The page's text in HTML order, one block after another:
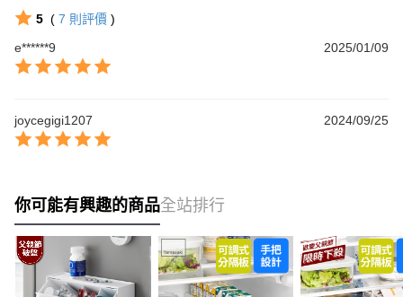
5 ( 7 則評價 )
e******9
2025/01/09
joycegigi1207 2024/09/25
你可能有興趣的商品全站排行